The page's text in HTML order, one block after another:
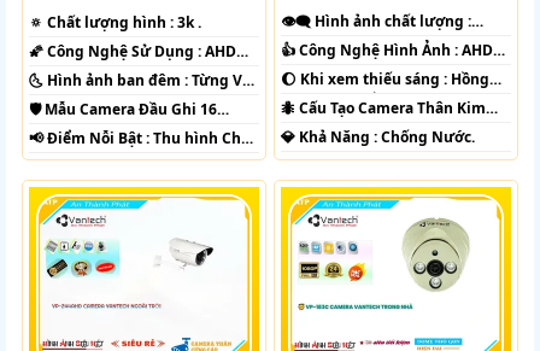
🔅 Chất lượng hình :3k .
🌠 Công Nghệ Sử Dụng :AHD
CVI TVI BCS.
🌜 Hình ảnh ban đêm :Từng Vị
Trí Camera .
🛡 Mẫu CameraĐầu Ghi 16
kênh.
️📢 Điểm Nỗi Bật :Thu hình Chất
Lượng.
👁️‍🗨 Hình ảnh chất lượng :
FULL HD 1080P .
👍 Công Nghệ Hình Ảnh :AHD
CVI TVI BCS.
🌔 Khi xem thiếu sáng : Hồng
Ngoại 40m Hồng Ngoại Smart
IR.
🐜 Cấu Tạo CameraThân Kim
loại.
️💎 Khả Năng :Chống Nước.